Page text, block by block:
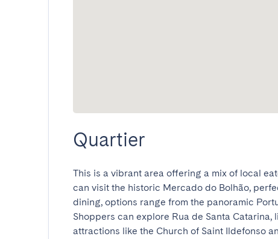
Quartier
This is a vibrant area offering a mix of local
can visit the historic Mercado do Bolhão,
dining, options range from the panoramic
Shoppers can explore Rua de Santa
attractions like the Church of Saint Ildefonso